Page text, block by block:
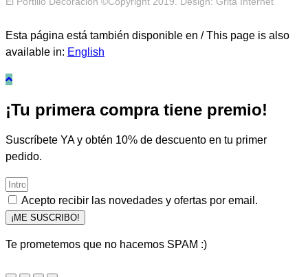
Esta página está también disponible en / This page is also
available in: English
¡Tu primera compra tiene premio!
Suscríbete YA y obtén 10% de descuento en tu primer
pedido.
Acepto recibir las novedades y ofertas por email.
¡ME SUSCRIBO!
Te prometemos que no hacemos SPAM :)